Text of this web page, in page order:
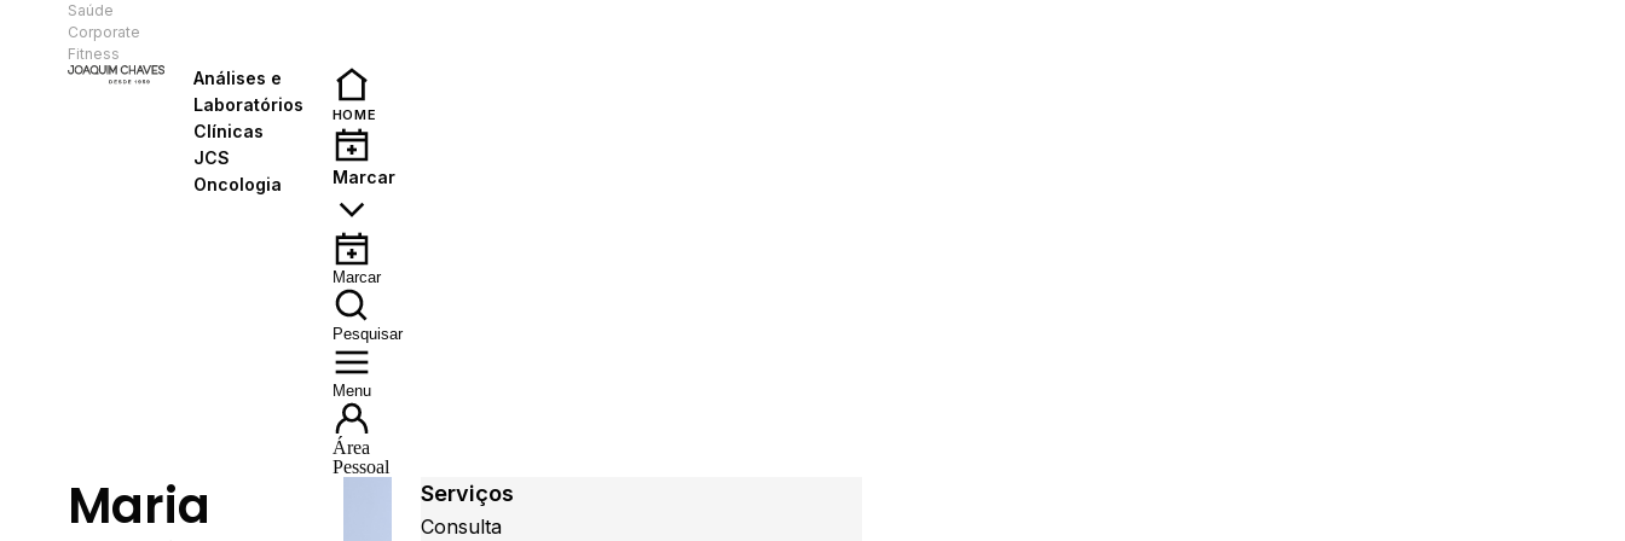
Saúde
Corporate
Fitness
Análises e
Laboratórios
Clínicas
JCS
Oncologia
HOME
Marcar
Marcar
Pesquisar
Menu
Área
Pessoal
Maria
Serviços
Consulta